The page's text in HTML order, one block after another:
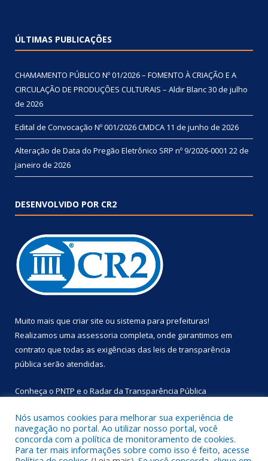
ÚLTIMAS PUBLICAÇÕES
CHAMAMENTO PÚBLICO Nº 01/2026 – FOMENTO À CRIAÇÃO E A
CIRCULAÇÃO DE PRODUÇÕES CULTURAIS – Aldir Blanc30 de julho
de 2026
Edital de Convocação Nº 001/2026 CMDCA 11 de junho de 2026
Alteração de Data do Pregão Eletrônico SRP nº 9/2026-0001 22 de
janeiro de 2026
DESENVOLVIDO POR CR2
Muito mais que criar site ou sistema para prefeituras!
Realizamos uma assessoria completa, onde garantimos em
contrato que todas as exigências das leis de transparência
pública serão atendidas.
Conheça o PNTP e o Radar da Transparência Pública
Todos os direitos reservados a Prefeitura Municipal de
Nós usamos cookies para melhorar sua experiência de
navegação no portal. Ao utilizar nosso portal, você
concorda com a política de monitoramento de cookies.
Para ter mais informações sobre como isso é feito, acesse